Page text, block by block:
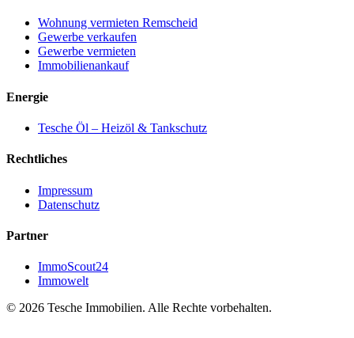
Wohnung vermieten Remscheid
Gewerbe verkaufen
Gewerbe vermieten
Immobilienankauf
Energie
Tesche Öl – Heizöl & Tankschutz
Rechtliches
Impressum
Datenschutz
Partner
ImmoScout24
Immowelt
© 2026 Tesche Immobilien. Alle Rechte vorbehalten.